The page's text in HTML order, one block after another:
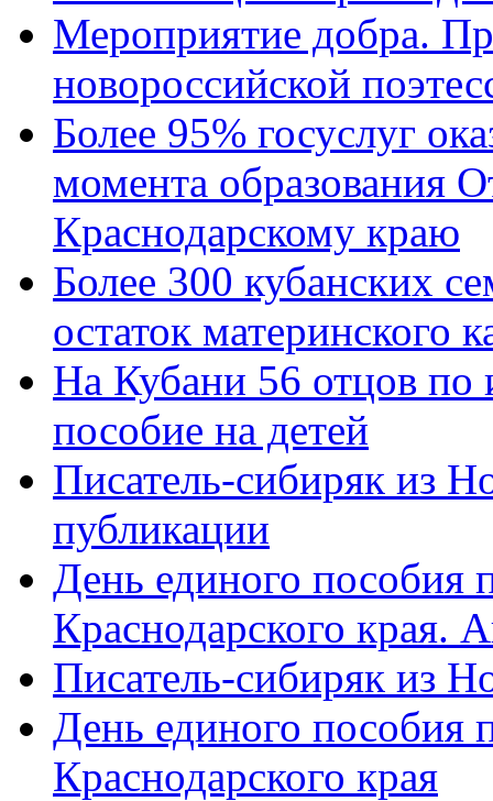
Мероприятие добра.
новороссийской
Более 95% госуслуг
момента образования
Краснодарскому краю
Более 300 кубанских
остаток материнского
На Кубани 56 отцов по
пособие на детей
Писатель-сибиряк из
публикации
День единого пособия
Краснодарского края.
Писатель-сибиряк из
День единого пособия
Краснодарского края